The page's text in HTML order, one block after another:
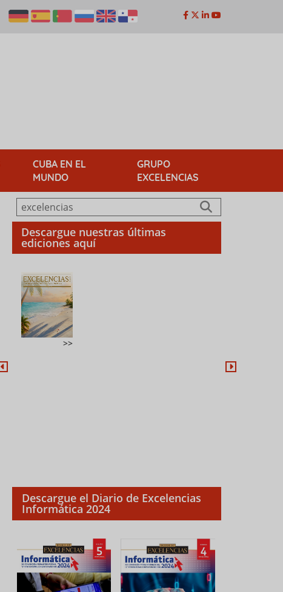
CUBA EN EL
MUNDO
GRUPO
EXCELENCIAS
Descargue nuestras últimas
ediciones aquí
Descargue el Diario de Excelencias
Informática 2024